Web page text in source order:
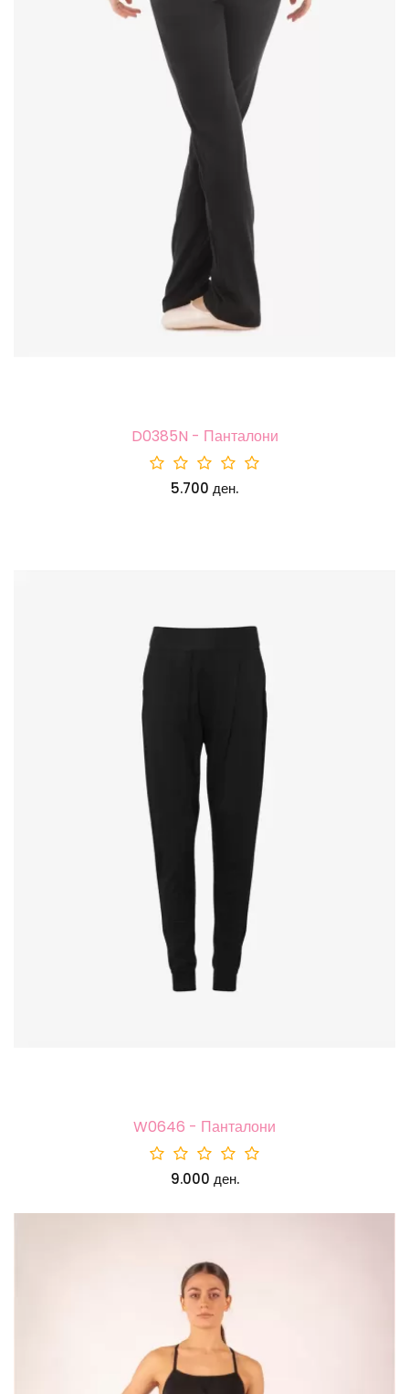
D0385N - Панталони
5.700 ден.
W0646 - Панталони
9.000 ден.